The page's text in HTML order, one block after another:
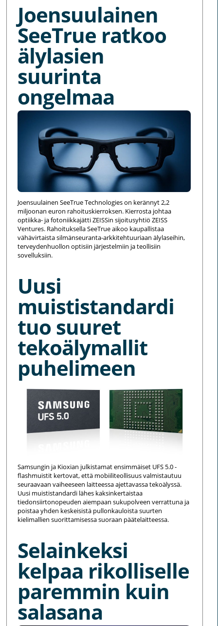
Joensuulainen
SeeTrue ratkoo
älylasien
suurinta
ongelmaa
Joensuulainen SeeTrue Technologies on kerännyt 2,2
miljoonan euron rahoituskierroksen. Kierrosta johtaa
optiikka- ja fotoniikkajätti ZEISSin sijoitusyhtiö ZEISS
Ventures. Rahoituksella SeeTrue aikoo kaupallistaa
vähävirtaista silmänseuranta-arkkitehtuuriaan älylaseihin,
terveydenhuollon optisiin järjestelmiin ja teollisiin
sovelluksiin.
Uusi
muististandardi
tuo suuret
tekoälymallit
puhelimeen
Samsungin ja Kioxian julkistamat ensimmäiset UFS 5.0 -
flashmuistit kertovat, että mobiiliteollisuus valmistautuu
seuraavaan vaiheeseen laitteessa ajettavassa tekoälyssä.
Uusi muististandardi lähes kaksinkertaistaa
tiedonsiirtonopeuden aiempaan sukupolveen verrattuna ja
poistaa yhden keskeisistä pullonkauloista suurten
kielimallien suorittamisessa suoraan päätelaitteessa.
Selainkeksi
kelpaa rikolliselle
paremmin kuin
salasana